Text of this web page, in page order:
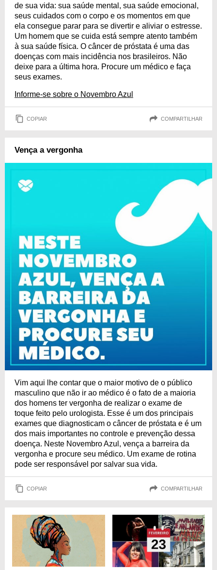
de sua vida: sua saúde mental, sua saúde emocional,
seus cuidados com o corpo e os momentos em que
ela consegue parar para se divertir e aliviar o estresse.
Um homem que se cuida está sempre atento também
à sua saúde física. O câncer de próstata é uma das
doenças com mais incidência nos brasileiros. Não
deixe para a última hora. Procure um médico e faça
seus exames.
Informe-se sobre o Novembro Azul
COPIAR COMPARTILHAR
Vença a vergonha
Vim aqui lhe contar que o maior motivo de o público
masculino que não ir ao médico é o fato de a maioria
dos homens ter vergonha de realizar o exame de
toque feito pelo urologista. Esse é um dos principais
exames que diagnosticam o câncer de próstata e é um
dos mais importantes no controle e prevenção dessa
doença. Neste Novembro Azul, vença a barreira da
vergonha e procure seu médico. Um exame de rotina
pode ser responsável por salvar sua vida.
COPIAR COMPARTILHAR